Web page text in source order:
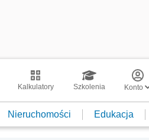
Kalkulatory Szkolenia Konto
Nieruchomości Edukacja